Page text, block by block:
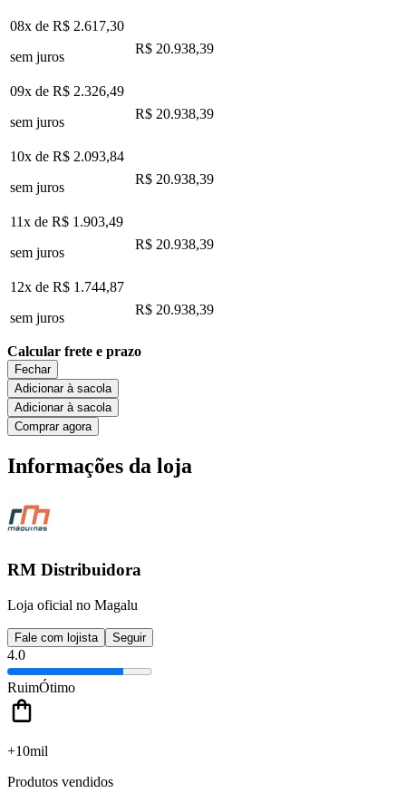
08x de R$ 2.617,30
sem juros
R$ 20.938,39
09x de R$ 2.326,49
sem juros
R$ 20.938,39
10x de R$ 2.093,84
sem juros
R$ 20.938,39
11x de R$ 1.903,49
sem juros
R$ 20.938,39
12x de R$ 1.744,87
sem juros
R$ 20.938,39
Calcular frete e prazo
Fechar
Adicionar à sacola
Adicionar à sacola
Comprar agora
Informações da loja
RM Distribuidora
Loja oficial no Magalu
Fale com lojista Seguir
4.0
RuimÓtimo
+10mil
Produtos vendidos